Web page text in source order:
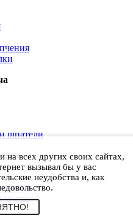
шпатели
чистки
всех других своих сайтах,
вызывал бы у вас
неудобства и, как